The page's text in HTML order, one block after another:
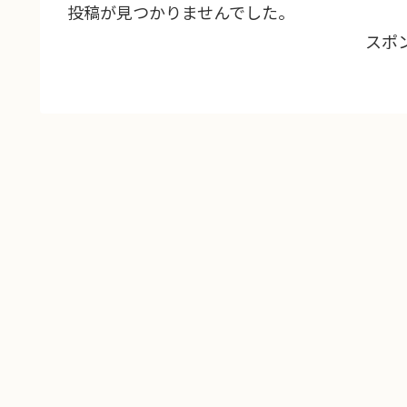
投稿が見つかりませんでした。
スポ